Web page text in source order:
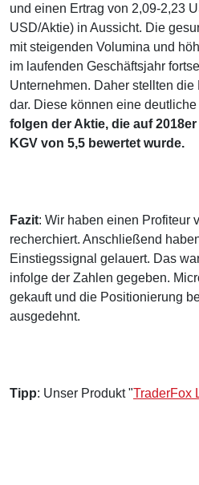
und einen Ertrag von 2,09-2,23
USD/Aktie) in Aussicht. Die
mit steigenden Volumina und
im laufenden Geschäftsjahr
Unternehmen. Daher stellten
dar. Diese können eine
folgen der Aktie, die auf
KGV von 5,5 bewertet wurde.
Fazit: Wir haben einen Profiteur
recherchiert. Anschließend
Einstiegssignal gelauert. Das
infolge der Zahlen gegeben.
gekauft und die Positionierung
ausgedehnt.
Tipp: Unser Produkt "TraderFox